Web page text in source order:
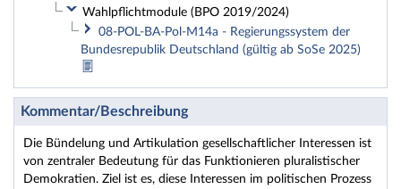
Wahlpflichtmodule (BPO 2019/2024)
08-POL-BA-Pol-M14a - Regierungssystem der
Bundesrepublik Deutschland (gültig ab SoSe 2025)
Kommentar/Beschreibung
Die Bündelung und Artikulation gesellschaftlicher Interessen ist
von zentraler Bedeutung für das Funktionieren pluralistischer
Demokratien. Ziel ist es, diese Interessen im politischen Prozess